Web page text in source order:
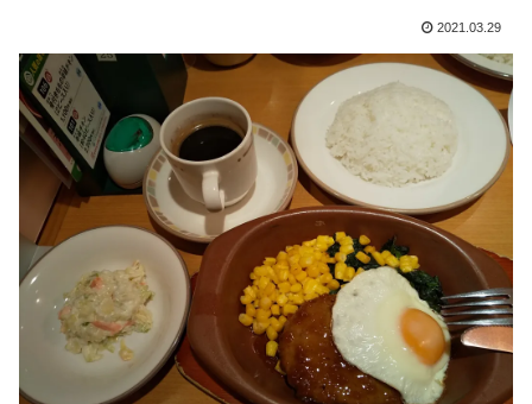
2021.03.29